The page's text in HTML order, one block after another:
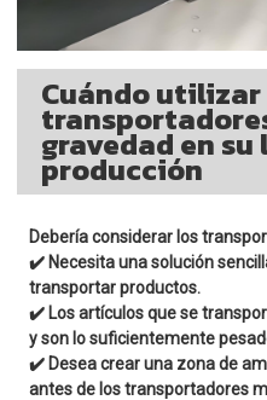
Cuándo utilizar
gravedad en
producción
Debería considerar los
✔️ Necesita una solución
transportar productos.
✔️ Los artículos que se
y son lo suficientemente
✔️ Desea crear una zona de
antes de los transportadores